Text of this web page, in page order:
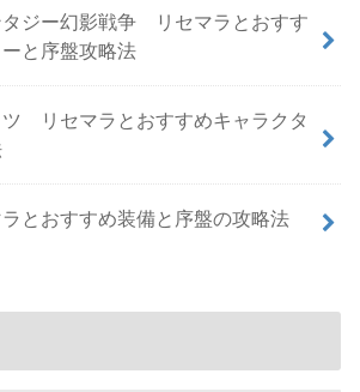
タジー幻影戦争 リセマラとおすす
と序盤攻略法
ツ リセマラとおすすめキャラクタ
とおすすめ装備と序盤の攻略法